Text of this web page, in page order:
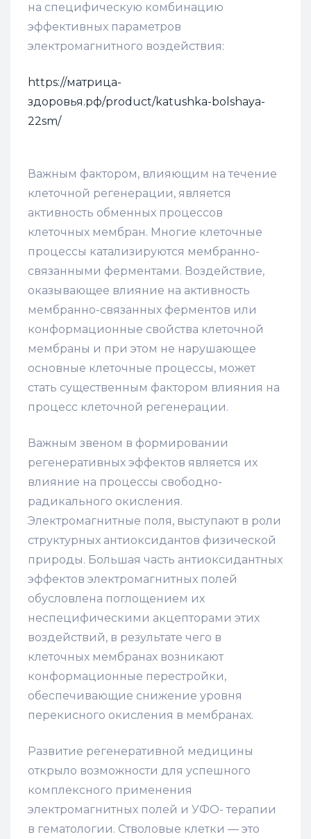
на специфическую комбинацию
эффективных параметров
электромагнитного воздействия:
https://матрица-
здоровья.рф/product/katushka-bolshaya-
22sm/
Важным фактором, влияющим на течение
клеточной регенерации, является
активность обменных процессов
клеточных мембран. Многие клеточные
процессы катализируются мембранно-
связанными ферментами. Воздействие,
оказывающее влияние на активность
мембранно-связанных ферментов или
конформационные свойства клеточной
мембраны и при этом не нарушающее
основные клеточные процессы, может
стать существенным фактором влияния на
процесс клеточной регенерации.
Важным звеном в формировании
регенеративных эффектов является их
влияние на процессы свободно-
радикального окисления.
Электромагнитные поля, выступают в роли
структурных антиоксидантов физической
природы. Большая часть антиоксидантных
эффектов электромагнитных полей
обусловлена поглощением их
неспецифическими акцепторами этих
воздействий, в результате чего в
клеточных мембранах возникают
конформационные перестройки,
обеспечивающие снижение уровня
перекисного окисления в мембранах.
Развитие регенеративной медицины
открыло возможности для успешного
комплексного применения
электромагнитных полей и УФО- терапии
в гематологии. Стволовые клетки — это